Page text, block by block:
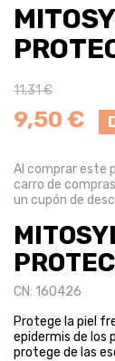
11,31 €
9,50 €
Al comprar este
carro de
un cupón de
CN: 160426
Protege la piel
epidermis de los
protege de las